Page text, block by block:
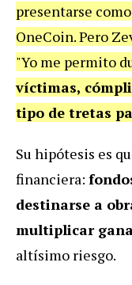
presentarse
OneCoin. Pero
"Yo me permito
víctimas,
tipo de tretas
Su hipótesis es
financiera:
destinarse a
multiplicar
altísimo riesgo.